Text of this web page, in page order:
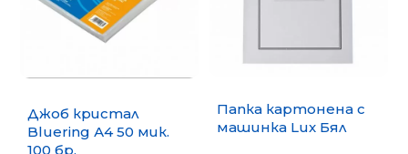
Джоб кристал
Bluering А4 50 мик.
100 бр.
Папка картонена с
машинка Lux Бял